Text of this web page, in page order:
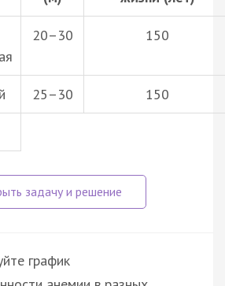
20–30 150
25–30 150
график